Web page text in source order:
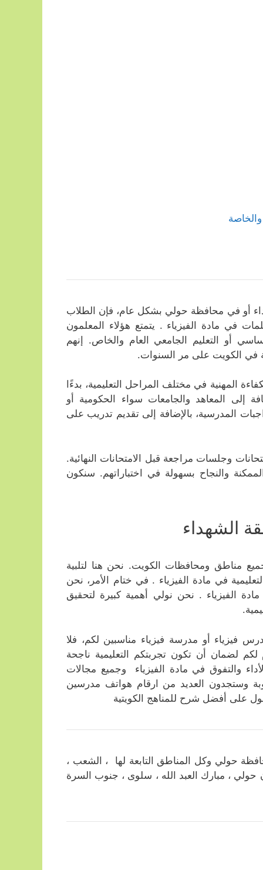
أو في محافظة حولي بشكل عام، فإن الطلاب
في مادة الفيزياء . يتمتع هؤلاء المعلمون
أو التعليم الجامعي العام والخاص. إنهم
في الكويت على مر السنوات.
المهنية في مختلف المراحل التعليمية، بدءًا
إلى المعاهد والجامعات سواء الحكومية أو
المدرسية، بالإضافة إلى تقديم تدريب على
وجلسات مراجعة قبل الامتحانات النهائية.
والنجاح بسهولة في اختباراتهم. سنكون
الشهداء
مناطق ومحافظات الكويت. نحن هنا لتلبية
في مادة الفيزياء . في ختام الأمر، نحن
الفيزياء . نحن نولي أهمية كبيرة لتحقيق
فيزياء أو مدرسة فيزياء مناسبين لكم، فلا
لضمان أن تكون تجربتكم التعليمية ناجحة
والتفوق في مادة الفيزياء وجميع مجالات
وستجدون العديد من ارقام هواتف مدرسين
على أفضل شرح للمناهج الكويتية
حولي وكل المناطق التابعة لها ، الشعب ،
حولي ، مبارك العبد الله ، سلوى ، جنوب السرة